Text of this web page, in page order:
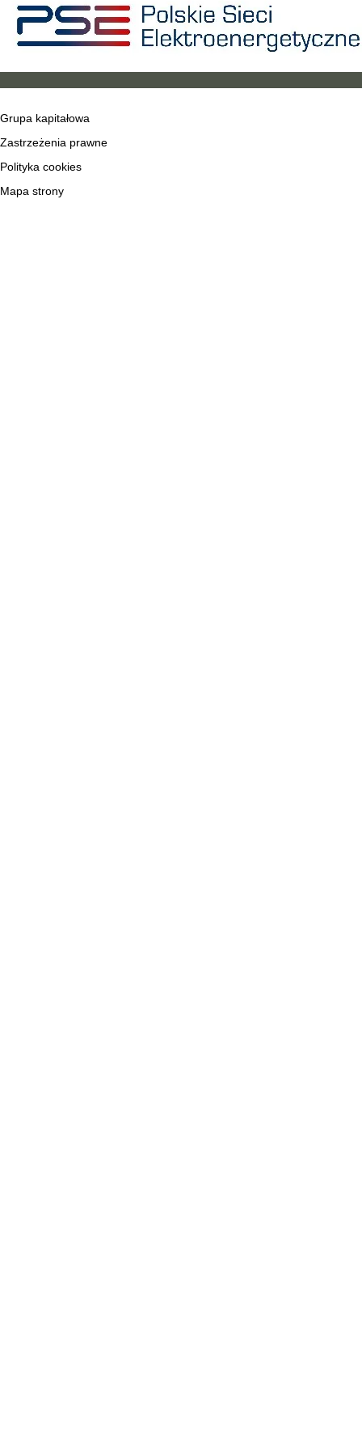
Grupa kapitałowa
Zastrzeżenia prawne
Polityka cookies
Mapa strony